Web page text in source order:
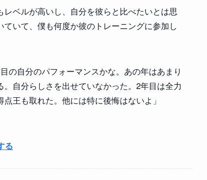
レベルが高いし、自分を彼らと比べたいとは思
いて、僕も何度か彼のトレーニングに参加し
の自分のパフォーマンスかな。あの年はあまり
自分らしさを出せていなかった。2年目は全力
王も取れた。他には特に後悔はないよ」
る